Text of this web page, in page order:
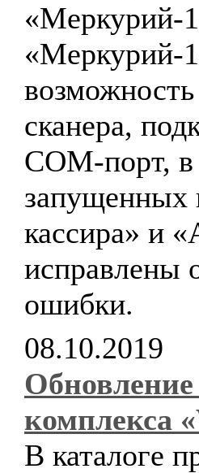
«Меркурий-
«Меркурий-
сканера,
COM-порт,
кассира» и
исправлены
ошибки.
08.10.2019
комплекса
В каталоге